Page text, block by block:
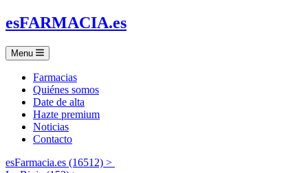
esFARMACIA.es
Menu
Farmacias
Quiénes somos
Date de alta
Hazte premium
Noticias
Contacto
esFarmacia.es (16512) >